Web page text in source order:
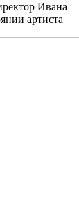
Ивана
артиста